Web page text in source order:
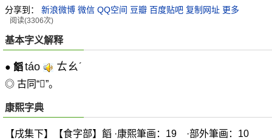
分享到：
新浪微博 微信 QQ空间 豆瓣 百度贴吧 复制网址 更多
阅读(3306次)
基本字义解释
● 饀táo ㄊㄠˊ
◎ 古同“𪌼”。
康熙字典
【戌集下】【食字部】饀 ·康熙筆画：19 ·部外筆画：10